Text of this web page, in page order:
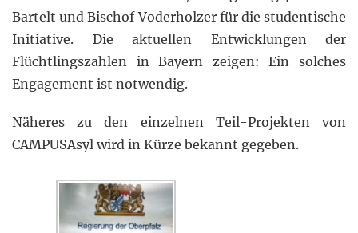
Bartelt und Bischof Voderholzer für die studentische
Initiative. Die aktuellen Entwicklungen der
Flüchtlingszahlen in Bayern zeigen: Ein solches
Engagement ist notwendig.
Näheres zu den einzelnen Teil-Projekten von
CAMPUSAsyl wird in Kürze bekannt gegeben.